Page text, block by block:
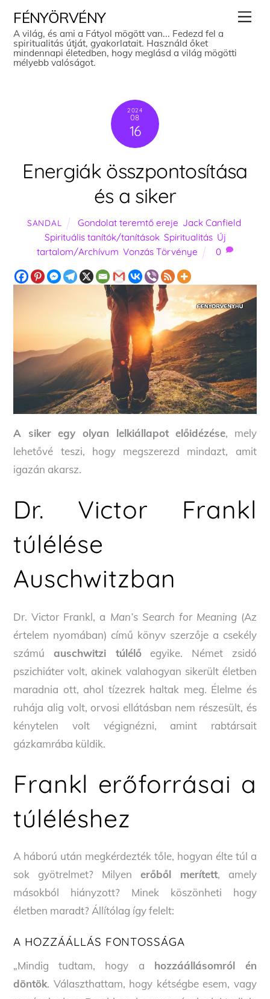
content
FÉNYÖRVÉNY
A világ, és ami a Fátyol mögött van... Fedezd fel a
spiritualitás útját, gyakorlatait. Használd őket
mindennapi életedben, hogy meglásd a világ mögötti
mélyebb valóságot.
2024
08
16
Energiák összpontosítása
és a siker
SANDAL Gondolat teremtő ereje Jack Canfield
Spirituális tanítók/tanítások, Spiritualitás, Új
tartalom/Archívum Vonzás Törvénye 0
A siker egy olyan lelkiállapot előidézése, mely
lehetővé teszi, hogy megszerezd mindazt, amit
igazán akarsz.
Dr. Victor Frankl
túlélése
Auschwitzban
Dr. Victor Frankl, a Man’s Search for Meaning(Az
értelem nyomában) című könyv szerzője a csekély
számúauschwitzi túlélőegyike. Német zsidó
pszichiáter volt, akinek valahogyan sikerült életben
maradnia ott, ahol tízezrek haltak meg. Élelme és
ruhája alig volt, orvosi ellátásban nem részesült, és
kénytelen volt végignézni, amint rabtársait
gázkamrába küldik.
Frankl erőforrásai a
túléléshez
A háború után megkérdezték tőle, hogyan élte túl a
sok gyötrelmet? Milyen erőből merített, amely
másokból hiányzott? Minek köszönheti hogy
életben maradt? Állítólag így felelt:
A HOZZÁÁLLÁS FONTOSSÁGA
„Mindig tudtam, hogy a hozzáállásomról én
döntök. Választhattam, hogy kétségbe esem, vagy